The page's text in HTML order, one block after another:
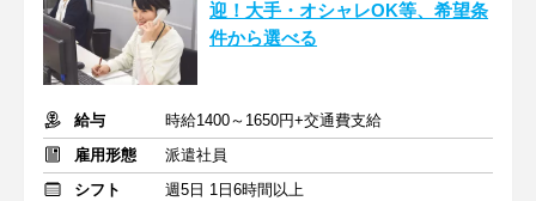
迎！大手・オシャレOK等、希望条
件から選べる
給与
時給1400～1650円+交通費支給
雇用形態
派遣社員
シフト
週5日 1日6時間以上